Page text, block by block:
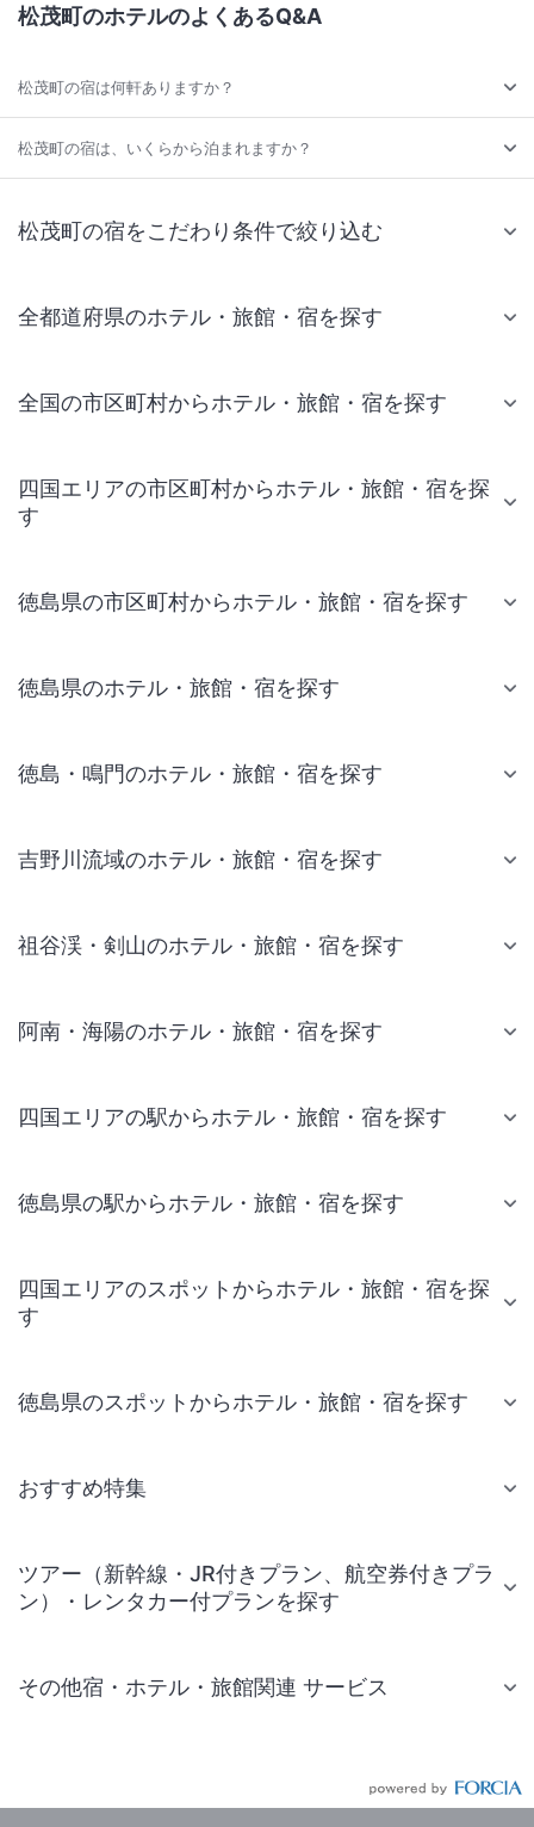
松茂町のホテルのよくあるQ&A
松茂町の宿は何軒ありますか？
松茂町の宿は、いくらから泊まれますか？
松茂町の宿をこだわり条件で絞り込む
全都道府県のホテル・旅館・宿を探す
全国の市区町村からホテル・旅館・宿を探す
四国エリアの市区町村からホテル・旅館・宿を探
す
徳島県の市区町村からホテル・旅館・宿を探す
徳島県のホテル・旅館・宿を探す
徳島・鳴門のホテル・旅館・宿を探す
吉野川流域のホテル・旅館・宿を探す
祖谷渓・剣山のホテル・旅館・宿を探す
阿南・海陽のホテル・旅館・宿を探す
四国エリアの駅からホテル・旅館・宿を探す
徳島県の駅からホテル・旅館・宿を探す
四国エリアのスポットからホテル・旅館・宿を探
す
徳島県のスポットからホテル・旅館・宿を探す
おすすめ特集
ツアー（新幹線・JR付きプラン、航空券付きプラ
ン）・レンタカー付プランを探す
その他宿・ホテル・旅館関連 サービス